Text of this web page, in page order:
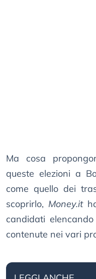
Ma cosa
queste elezioni a
come quello dei
scoprirlo, Money.it
candidati
contenute nei vari